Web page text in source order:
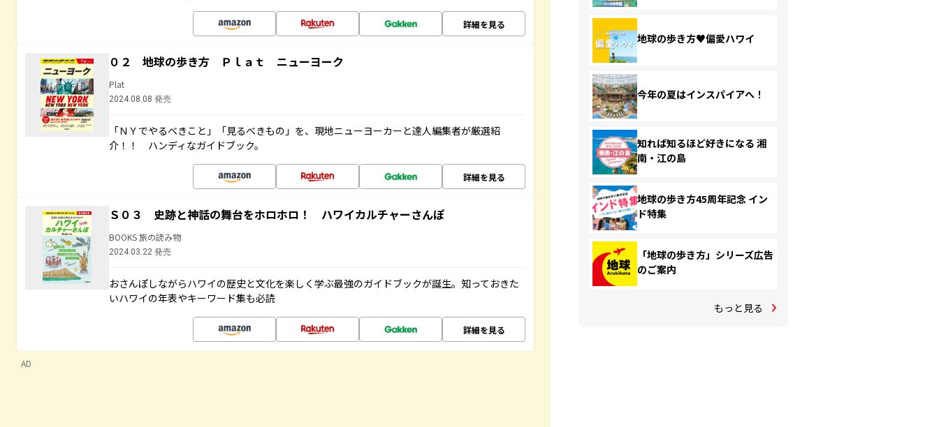
詳細を見る
０２ 地球の歩き方 Ｐｌａｔ ニューヨーク
Plat
2024.08.08 発売
「ＮＹでやるべきこと」「見るべきもの」を、現地ニューヨーカーと達人編集者が厳選紹
介！！ ハンディなガイドブック。
詳細を見る
Ｓ０３ 史跡と神話の舞台をホロホロ！ ハワイカルチャーさんぽ
BOOKS 旅の読み物
2024.03.22 発売
おさんぽしながらハワイの歴史と文化を楽しく学ぶ最強のガイドブックが誕生。知っておきた
いハワイの年表やキーワード集も必読
詳細を見る
AD
地球の歩き方♥偏愛ハワイ
今年の夏はインスパイアへ！
知れば知るほど好きになる 湘
南・江の島
地球の歩き方45周年記念 イン
ド特集
「地球の歩き方」シリーズ広告
のご案内
もっと見る